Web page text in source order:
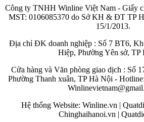
Công ty TNHH Winline Việt Nam - Giấy
MST: 0106085370 do Sở KH & ĐT TP
15/1/2013.
Địa chỉ ĐK doanh nghiệp : Số 7 BT6,
Hiệp, Phường Yên sở, TP
Cửa hàng và Văn phòng giao dịch : Số
Phường Thanh xuân, TP Hà Nội -
Hệ thống Website: Winline.vn |
Chinghaihanoi.vn |